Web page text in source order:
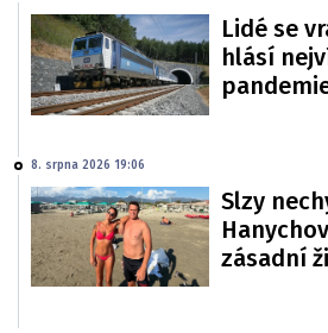
Lidé se
hlásí
8. srpna 2026 19:06
Slzy
zásadní